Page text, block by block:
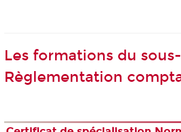
Les formations du
Règlementation